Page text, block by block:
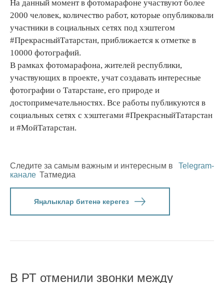
На данный момент в фотомарафоне участвуют более
2000 человек, количество работ, которые опубликовали
участники в социальных сетях под хэштегом
#ПрекрасныйТатарстан, приближается к отметке в
10000 фотографий.
В рамках фотомарафона, жителей республики,
участвующих в проекте, учат создавать интересные
фотографии о Татарстане, его природе и
достопримечательностях. Все работы публикуются в
социальных сетях с хэштегами #ПрекрасныйТатарстан
и #МойТатарстан.
Следите за самым важным и интересным в
Telegram-
канале Татмедиа
Яңалыклар битенә керегез
В РТ отменили звонки между